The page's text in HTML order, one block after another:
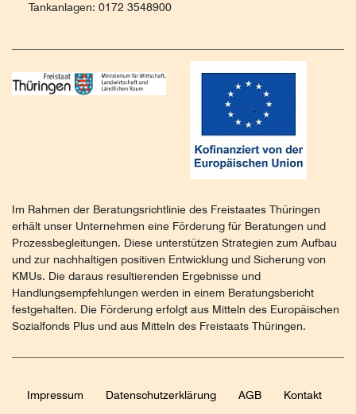
Tankanlagen: 0172 3548900
Im Rahmen der Beratungsrichtlinie des Freistaates Thüringen
erhält unser Unternehmen eine Förderung für Beratungen und
Prozessbegleitungen. Diese unterstützen Strategien zum Aufbau
und zur nachhaltigen positiven Entwicklung und Sicherung von
KMUs. Die daraus resultierenden Ergebnisse und
Handlungsempfehlungen werden in einem Beratungsbericht
festgehalten. Die Förderung erfolgt aus Mitteln des Europäischen
Sozialfonds Plus und aus Mitteln des Freistaats Thüringen.
Impressum Daten­schutz­erklärung AGB Kontakt